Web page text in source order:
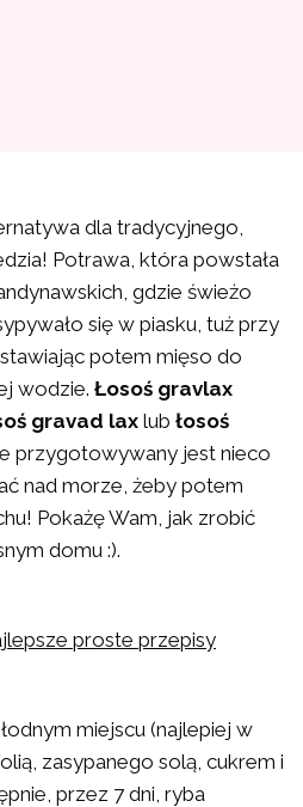
dla tradycyjnego,
Potrawa, która powstała
gdzie świeżo
się w piasku, tuż przy
potem mięso do
wodzie.Łosoś gravlax
gravad lax lubłosoś
przygotowywany jest nieco
nad morze, żeby potem
Pokażę Wam, jak zrobić
domu :).
proste przepisy
miejscu (najlepiej w
zasypanego solą, cukrem i
przez 7 dni, ryba